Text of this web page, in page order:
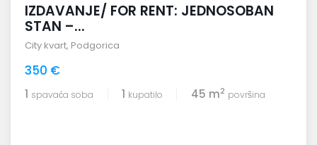
IZDAVANJE/ FOR RENT: JEDNOSOBAN
STAN –...
City kvart, Podgorica
350 €
1 spavaća soba 1 kupatilo 45 m2 površina